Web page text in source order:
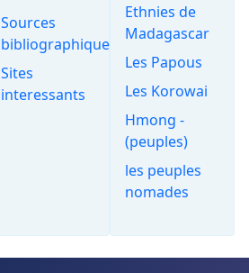
Sources
bibliographiques
Sites
interessants
Ethnies de
Madagascar
Les Papous
Les Korowai
Hmong -
(peuples)
les peuples
nomades